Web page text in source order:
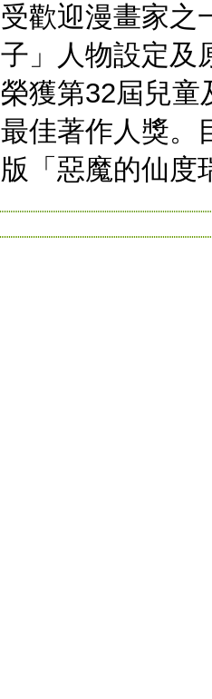
受歡迎漫畫家之
子」人物設定及
榮獲第32屆兒童
最佳著作人獎。
版「惡魔的仙度